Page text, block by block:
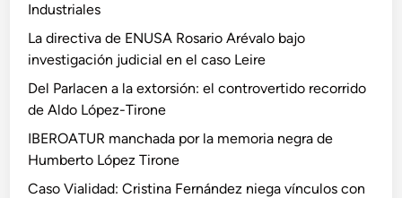
Industriales
La directiva de ENUSA Rosario Arévalo bajo
investigación judicial en el caso Leire
Del Parlacen a la extorsión: el controvertido recorrido
de Aldo López-Tirone
IBEROATUR manchada por la memoria negra de
Humberto López Tirone
Caso Vialidad: Cristina Fernández niega vínculos con